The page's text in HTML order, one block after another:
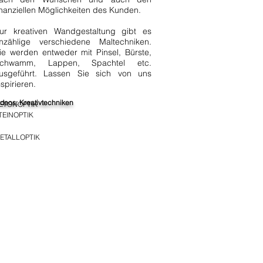
Möglichkeiten des Kunden.
kreativen Wandgestaltung gibt es
verschiedene Maltechniken.
werden entweder mit Pinsel, Bürste,
Lappen, Spachtel etc.
Lassen Sie sich von uns
Kreativtechniken